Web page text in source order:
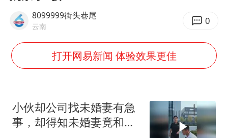
杭州全市有序停课
全民健身事业高质量发展
36岁男演员成景区NPC后人气爆棚
乐享全民健身 共筑健康中国
8099999街头巷尾
云南 0
打开网易新闻 体验效果更佳
小伙却公司找未婚妻有急
事，却得知未婚妻竟和别